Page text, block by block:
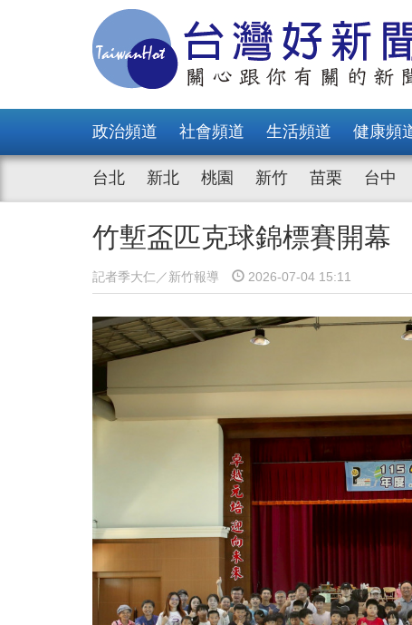
政治頻道 社會頻道 生活頻道 健康頻
台北 新北 桃園 新竹 苗栗 台中
竹塹盃匹克球錦標賽開
記者季大仁／新竹報導 2026-07-04 15:11